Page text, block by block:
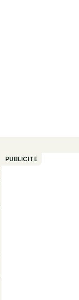
PUBLICITÉ